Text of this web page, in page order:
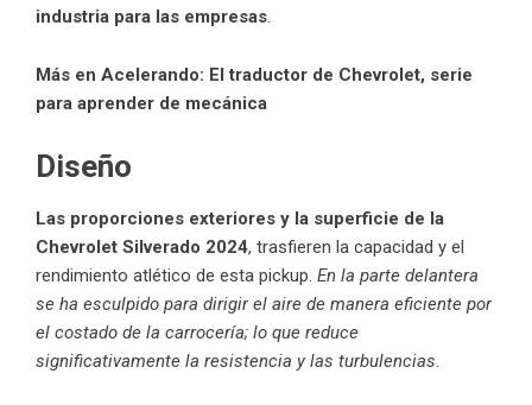
industria para las empresas
Más en Acelerando: El traductor de Chevrolet, serie
para aprender de mecánica
Diseño
Las proporciones exteriores y la superficie de la
Chevrolet Silverado 2024, trasfieren la capacidad y el
rendimiento atlético de esta pickup. En la parte delantera
se ha esculpido para dirigir el aire de manera eficiente por
el costado de la carrocería; lo que reduce
significativamente la resistencia y las turbulencias